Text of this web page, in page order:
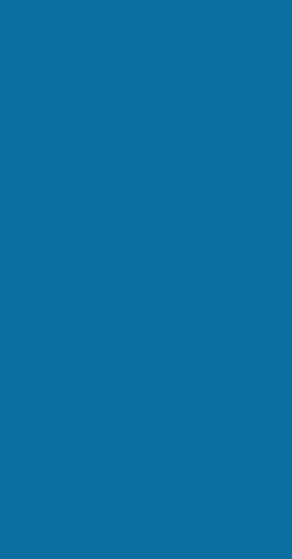
Сравнение показывает:
водосберегающая
Рециркуляция серых
Планирование и
экологичного
Проектирование экодома
климата. Ориентация
эффективность солнечного
Биоклиматическая
местности и сезонные
проект (2-3 месяца),
строительство пассивного
Структурированный
избежать типичных ошибок
Энергоаудит участка и
Выбор сертификации